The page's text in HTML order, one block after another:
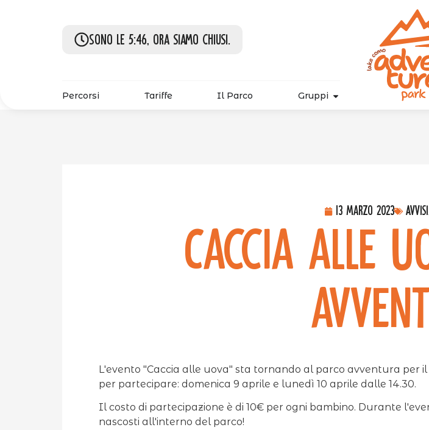
Sono le 5:46, ora siamo chiusi.
Percorsi Tariffe Il Parco Gruppi
13 Marzo 2023
Caccia alle
L'evento "Caccia alle uova" sta tornando al parco avventura per
per partecipare: domenica 9 aprile e lunedì 10 aprile dalle 14.30.
Il costo di partecipazione è di 10€ per ogni bambino. Durante
nascosti all'interno del parco!